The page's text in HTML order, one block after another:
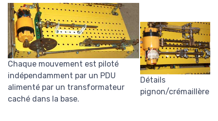
Chaque mouvement est piloté
indépendamment par un PDU
alimenté par un transformateur
caché dans la base.
Détails
pignon/crémaillère